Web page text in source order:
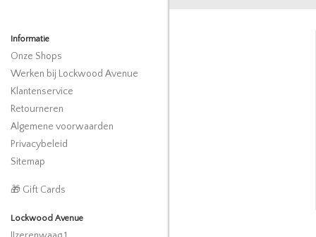
Informatie
Onze Shops
Werken bij Lockwood Avenue
Klantenservice
Retourneren
Algemene voorwaarden
Privacybeleid
Sitemap
🎁 Gift Cards
Lockwood Avenue